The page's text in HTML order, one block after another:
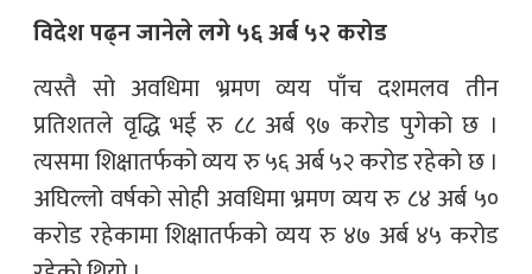
विदेश पढ्न जानेले लगे ५६ अर्ब ५२ करोड
त्यस्तै सो अवधिमा भ्रमण व्यय पाँच दशमलव तीन
प्रतिशतले वृद्धि भई रु ८८ अर्ब ९७ करोड पुगेको छ ।
त्यसमा शिक्षातर्फको व्यय रु ५६ अर्ब ५२ करोड रहेको छ ।
अघिल्लो वर्षको सोही अवधिमा भ्रमण व्यय रु ८४ अर्ब ५०
करोड रहेकामा शिक्षातर्फको व्यय रु ४७ अर्ब ४५ करोड